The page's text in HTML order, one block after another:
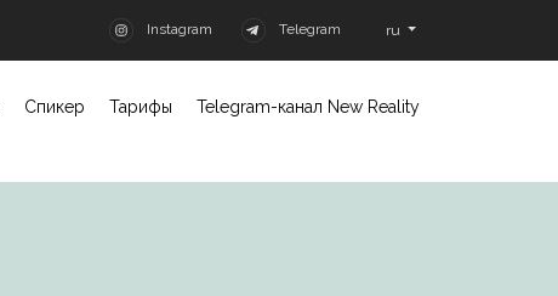
Instagram Telegram ru
Спикер Тарифы Telegram-канал New Reality